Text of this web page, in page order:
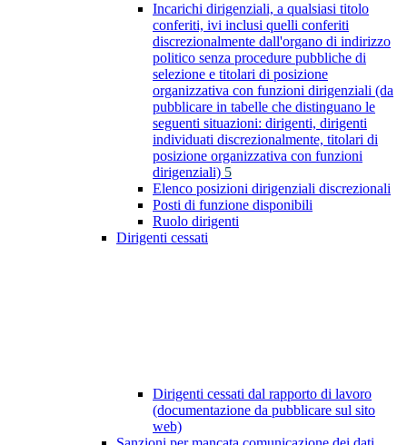
Incarichi dirigenziali, a qualsiasi titolo
conferiti, ivi inclusi quelli conferiti
discrezionalmente dall'organo di indirizzo
politico senza procedure pubbliche di
selezione e titolari di posizione
organizzativa con funzioni dirigenziali (da
pubblicare in tabelle che distinguano le
seguenti situazioni: dirigenti, dirigenti
individuati discrezionalmente, titolari di
posizione organizzativa con funzioni
dirigenziali) 5
Elenco posizioni dirigenziali discrezionali
Posti di funzione disponibili
Ruolo dirigenti
Dirigenti cessati
Dirigenti cessati dal rapporto di lavoro
(documentazione da pubblicare sul sito
web)